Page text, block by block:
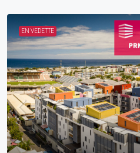
EN VEDETTE